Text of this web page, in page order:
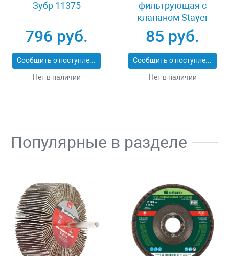
Зубр 11375
796 руб.
Сообщить о поступлении
Нет в наличии
фильтрующая с
клапаном Stayer
MASTER 11116
85 руб.
Сообщить о поступлении
Нет в наличии
Популярные в разделе